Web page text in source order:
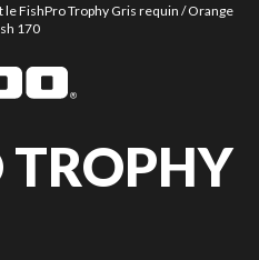
FishPro Trophy Gris requin / Orange
170
TROPHY